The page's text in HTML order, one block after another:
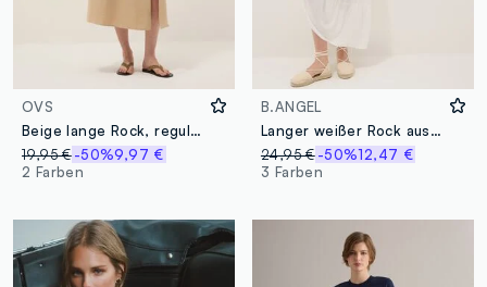
OVS
Beige lange Rock, reguläre Passform mit elastischem Bund und Schlitz
19,95 €-50%9,97 €
2 Farben
B.ANGEL
Langer weißer Rock aus reiner Viskose
24,95 € -50%12,47 €
3 Farben